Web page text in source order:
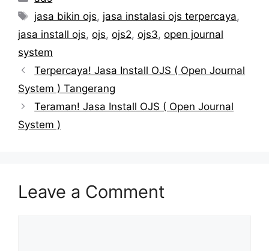
Tags
jasa bikin ojs, jasa instalasi ojs terpercaya,
jasa install ojs, ojs, ojs2, ojs3, open journal
system
Terpercaya! Jasa Install OJS ( Open Journal
System ) Tangerang
Teraman! Jasa Install OJS ( Open Journal
System )
Leave a Comment